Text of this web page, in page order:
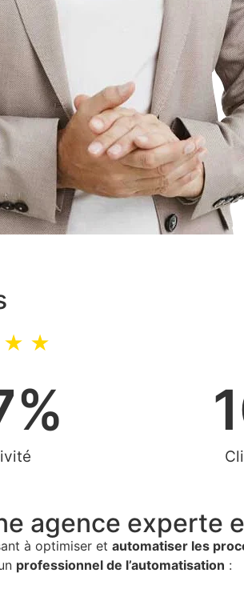
★
%
agence experte
à optimiser et automatiser les
professionnel de l’automatisation :